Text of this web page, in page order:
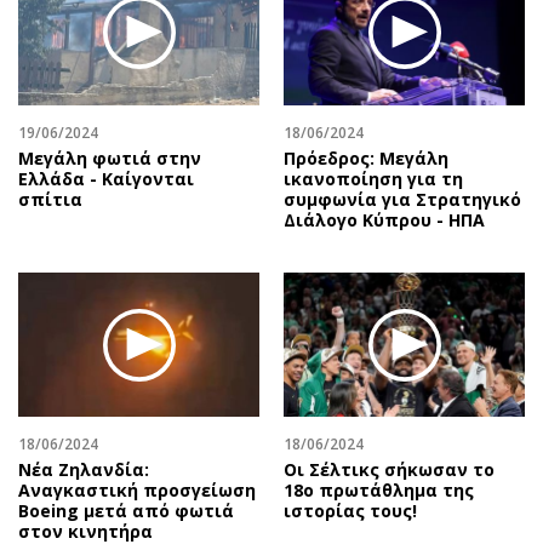
19/06/2024
Μεγάλη φωτιά στην
Ελλάδα - Καίγονται
σπίτια
18/06/2024
Πρόεδρος: Μεγάλη
ικανοποίηση για τη
συμφωνία για Στρατηγικό
Διάλογο Κύπρου - ΗΠΑ
18/06/2024
Νέα Ζηλανδία:
Αναγκαστική προσγείωση
Boeing μετά από φωτιά
στον κινητήρα
18/06/2024
Οι Σέλτικς σήκωσαν το
18ο πρωτάθλημα της
ιστορίας τους!